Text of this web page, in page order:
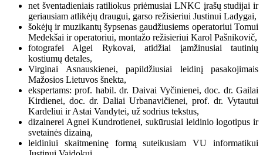
net šventadieniais ratiliokus priėmusiai LNKC įrašų studijai ir
geriausiam atlikėjų draugui, garso režisieriui Justinui Ladygai,
šokėjų ir muzikantų šypsenas gaudžiusiems operatoriui Tomui
Medekšai ir operatoriui, montažo režisieriui Karol Pašnikovič,
fotografei Algei Rykovai, atidžiai įamžinusiai tautinių
kostiumų detales,
Virginai Asnauskienei, papildžiusiai leidinį pasakojimais
Mažosios Lietuvos šnekta,
ekspertams: prof. habil. dr. Daivai Vyčinienei, doc. dr. Gailai
Kirdienei, doc. dr. Daliai Urbanavičienei, prof. dr. Vytautui
Kardeliui ir Astai Vandytei, už sodrius tekstus,
dizainerei Agnei Kundrotienei, sukūrusiai leidinio logotipus ir
svetainės dizainą,
leidiniui skaitmeninę formą suteikusiam VU informatikui